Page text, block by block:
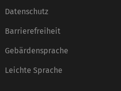
Datenschutz
Barrierefreiheit
Gebärdensprache
Leichte Sprache